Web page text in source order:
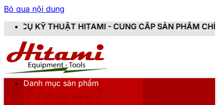
Bỏ qua nội dung
- CUNG CẤP SẢN PHẨM CHÍNH HÃNG, MỚI 100%,
Danh mục sản phẩm